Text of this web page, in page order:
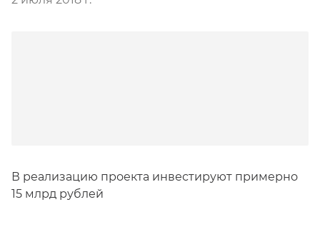
В реализацию проекта инвестируют примерно
15 млрд рублей